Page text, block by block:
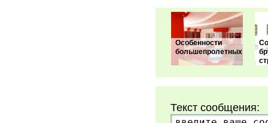
Особенности
большепролетных
Текст сообщения: